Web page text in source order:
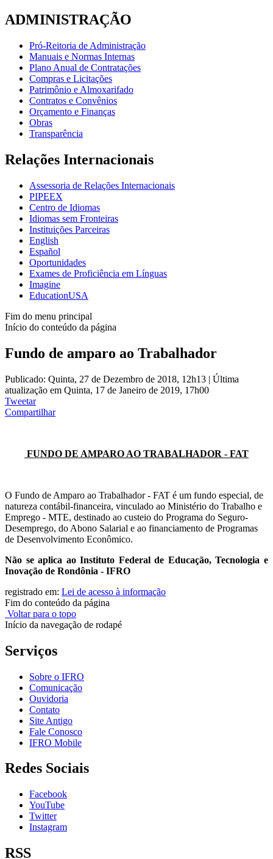
ADMINISTRAÇÃO
Pró-Reitoria de Administração
Manuais e Normas Internas
Plano Anual de Contratações
Compras e Licitações
Patrimônio e Almoxarifado
Contratos e Convênios
Orçamento e Finanças
Obras
Transparência
Relações Internacionais
Assessoria de Relações Internacionais
PIPEEX
Centro de Idiomas
Idiomas sem Fronteiras
Instituições Parceiras
English
Español
Oportunidades
Exames de Proficiência em Línguas
Imagine
EducationUSA
Fim do menu principal
Início do conteúdo da página
Fundo de amparo ao Trabalhador
Publicado: Quinta, 27 de Dezembro de 2018, 12h13 | Última
atualização em Quinta, 17 de Janeiro de 2019, 17h00
Tweetar
Compartilhar
FUNDO DE AMPARO AO TRABALHADOR - FAT
O Fundo de Amparo ao Trabalhador - FAT é um fundo especial, de
natureza contábil-financeira, vinculado ao Ministério do Trabalho e
Emprego - MTE, destinado ao custeio do Programa do Seguro-
Desemprego, do Abono Salarial e ao financiamento de Programas
de Desenvolvimento Econômico.
Não se aplica ao Instituto Federal de Educação, Tecnologia e
Inovação de Rondônia - IFRO
registrado em: Lei de acesso à informação
Fim do conteúdo da página
Voltar para o topo
Início da navegação de rodapé
Serviços
Sobre o IFRO
Comunicação
Ouvidoria
Contato
Site Antigo
Fale Conosco
IFRO Mobile
Redes Sociais
Facebook
YouTube
Twitter
Instagram
RSS